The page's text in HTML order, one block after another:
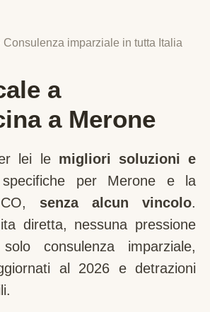
Consulenza imparziale in tutta Italia
a
a Merone
lei le migliori soluzioni e
specifiche per Merone e la
CO, senza alcun vincolo.
diretta, nessuna pressione
consulenza imparziale,
al 2026 e detrazioni